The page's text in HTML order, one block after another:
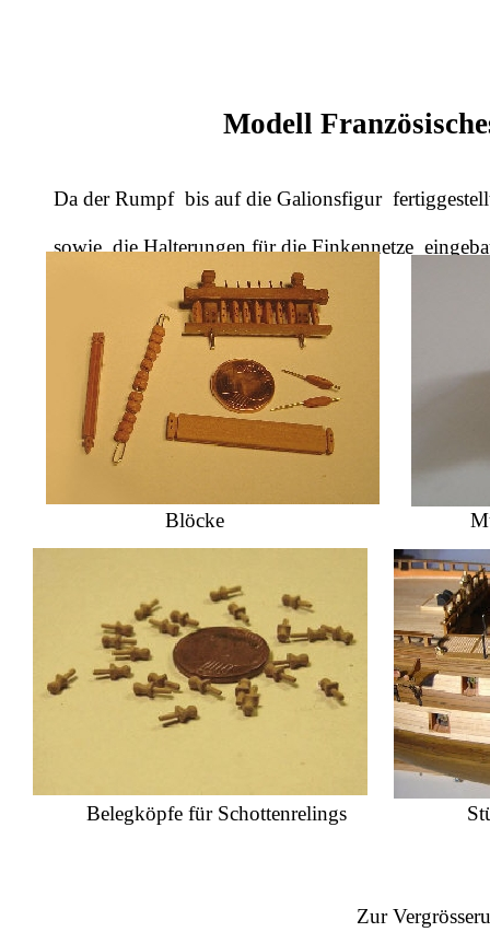
Da der Rumpf bis auf die Galionsfigur
sowie die Halterungen für die Finkennetze
Blöcke Muster für
Belegköpfe für Schottenrelings
Zur
Modell